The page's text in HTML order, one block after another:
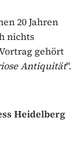
20 Jahren
nichts
gehört
Antiquität".
Heidelberg